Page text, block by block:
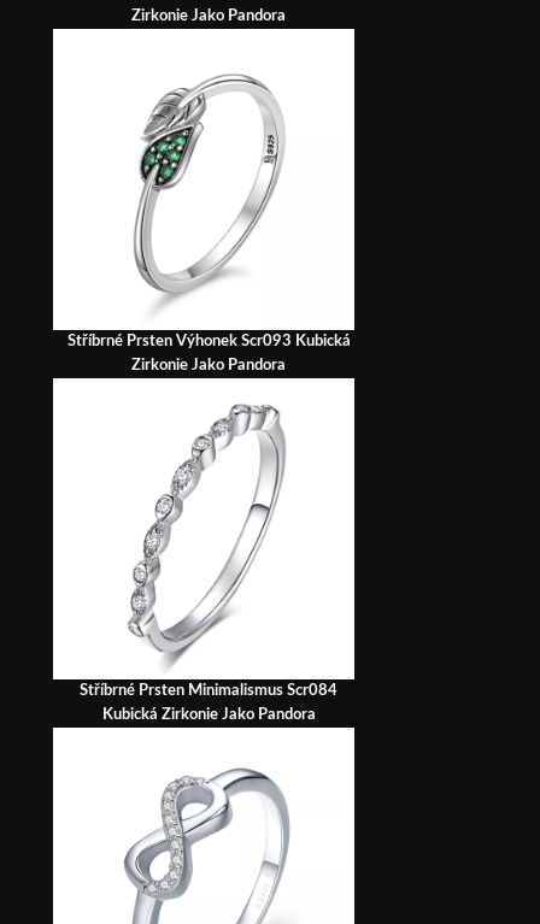
Zirkonie Jako Pandora
Stříbrné Prsten Výhonek Scr093 Kubická
Zirkonie Jako Pandora
Stříbrné Prsten Minimalismus Scr084
Kubická Zirkonie Jako Pandora